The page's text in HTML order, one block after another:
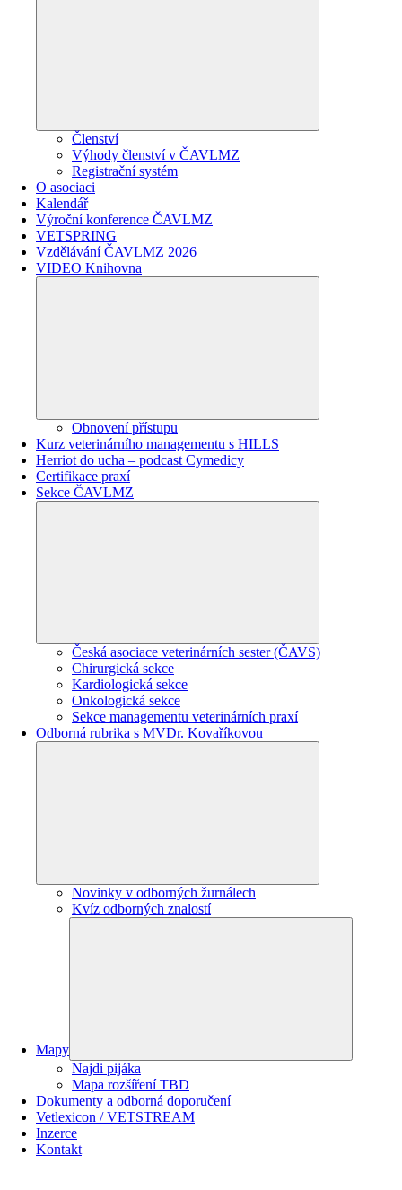
Členství
Výhody členství v ČAVLMZ
Registrační systém
O asociaci
Kalendář
Výroční konference ČAVLMZ
VETSPRING
Vzdělávání ČAVLMZ 2026
VIDEO Knihovna
Obnovení přístupu
Kurz veterinárního managementu s HILLS
Herriot do ucha – podcast Cymedicy
Certifikace praxí
Sekce ČAVLMZ
Česká asociace veterinárních sester (ČAVS)
Chirurgická sekce
Kardiologická sekce
Onkologická sekce
Sekce managementu veterinárních praxí
Odborná rubrika s MVDr. Kovaříkovou
Novinky v odborných žurnálech
Kvíz odborných znalostí
Mapy
Najdi pijáka
Mapa rozšíření TBD
Dokumenty a odborná doporučení
Vetlexicon / VETSTREAM
Inzerce
Kontakt